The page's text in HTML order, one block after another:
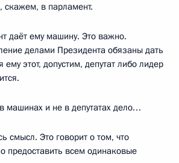
скажем, в парламент.
даёт ему машину. Это важно.
делами Президента обязаны дать
ему этот, допустим, депутат либо лидер
машинах и не в депутатах дело…
смысл. Это говорит о том, что
предоставить всем одинаковые